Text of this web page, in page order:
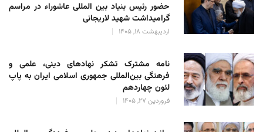
حضور رئیس بنیاد بین المللی عاشوراء در مراسم
گرامیداشت شهید لاریجانی
اردیبهشت 18, 1405
نامه مشترک تشکر نهادهای دینی، علمی و
فرهنگی بین‌المللی جمهوری اسلامی ایران به پاپ
لئون چهاردهم
فروردین 27, 1405